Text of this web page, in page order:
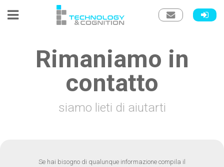
Rimaniamo in
contatto
siamo lieti di aiutarti
Se hai bisogno di qualunque informazione compila il